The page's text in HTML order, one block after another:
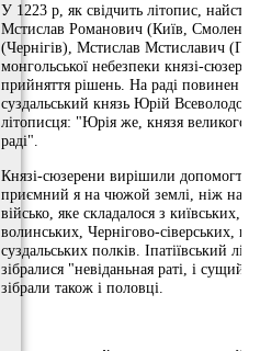
У 1223 р, як свідчить літопис,
Мстислав Романович (Київ,
(Чернігів), Мстислав Мстиславич
монгольської небезпеки князі-
прийняття рішень. На раді повинен
суздальський князь Юрій
літописця: "Юрія же, князя великого
раді".
Князі-сюзерени вирішили
приємний я на чюжой землі, ніж на
військо, яке складалося з київських,
волинських, Чернігово-сіверських,
суздальських полків. Іпатіївський
зібралися "невіданьная раті, і
зібрали також і половці.